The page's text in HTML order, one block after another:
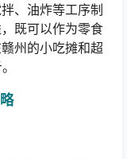
、油炸等工序制
既可以作为零食
州的小吃摊和超